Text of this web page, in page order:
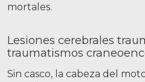
mortales.
Lesiones cerebrales
traumatismos
Sin casco, la cabeza del